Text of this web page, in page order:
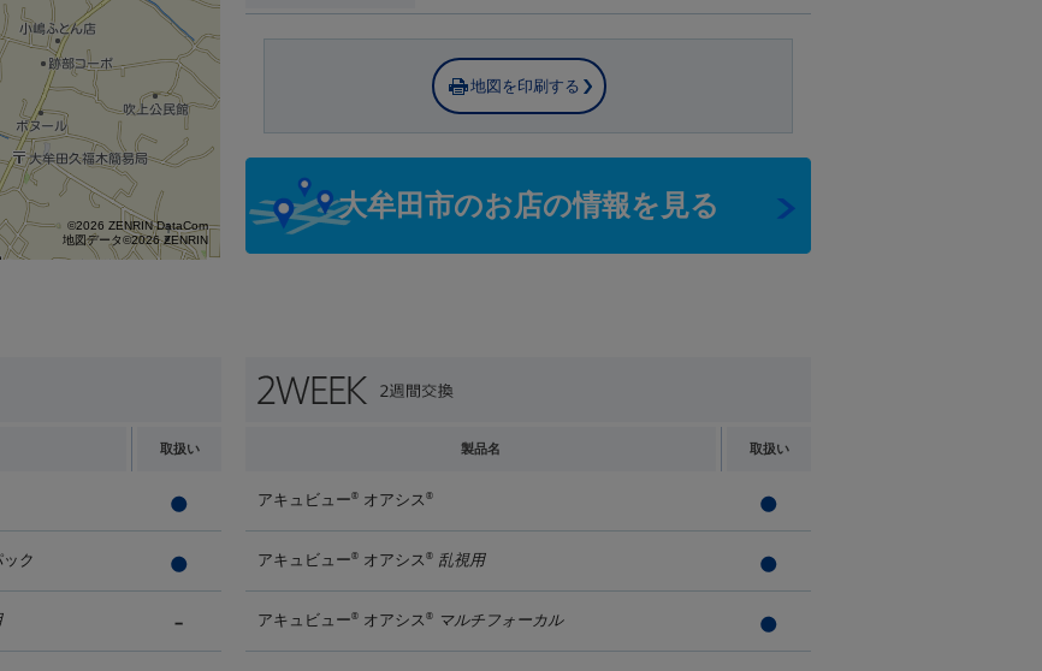
©2026 ZENRIN DataCom
地図データ©2026 ZENRIN
地図を印刷する
大牟田市のお店の情報を見る
取扱い
ク
製品名 取扱い
アキュビュー® オアシス ®
アキュビュー® オアシス ® 乱視用
アキュビュー® オアシス ® マルチフォーカル